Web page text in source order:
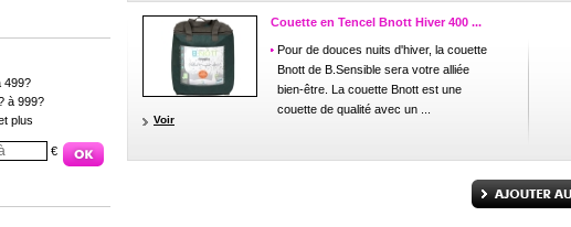
499?
à 999?
plus
€
Voir
Couette en Tencel Bnott Hiver 400 ...
Pour de douces nuits d'hiver, la couette
Bnott de B.Sensible sera votre alliée
bien-être. La couette Bnott est une
couette de qualité avec un ...